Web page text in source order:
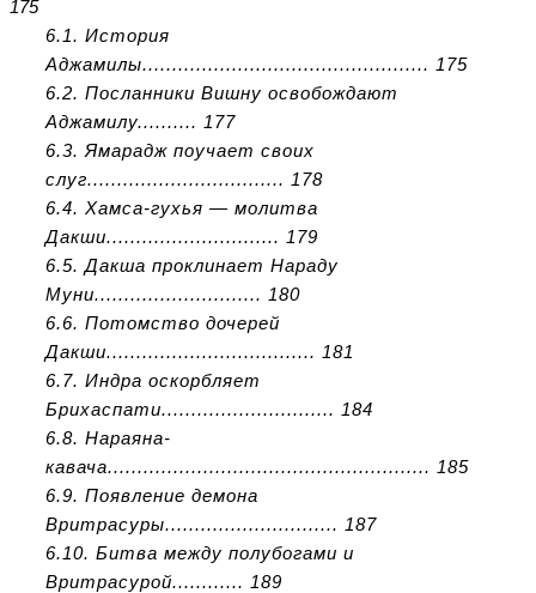
175
6.1. История
Аджамилы................................................ 175
6.2. Посланники Вишну освобождают
Аджамилу.......... 177
6.3. Ямарадж поучает своих
слуг................................. 178
6.4. Хамса-гухья — молитва
Дакши............................. 179
6.5. Дакша проклинает Нараду
Муни............................ 180
6.6. Потомство дочерей
Дакши................................... 181
6.7. Индра оскорбляет
Брихаспати............................. 184
6.8. Нараяна-
кавача...................................................... 185
6.9. Появление демона
Вритрасуры............................. 187
6.10. Битва между полубогами и
Вритрасурой............ 189